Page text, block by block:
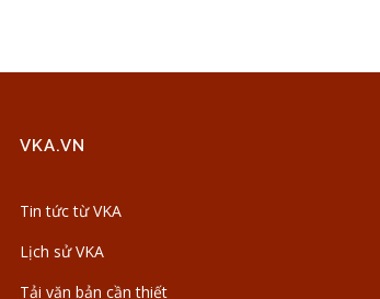
VKA.VN
Tin tức từ VKA
Lịch sử VKA
Tải văn bản cần thiết